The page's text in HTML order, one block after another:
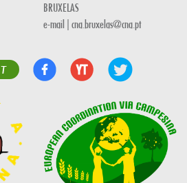
BRUXELAS
e-mail | cna.bruxelas@cna.pt